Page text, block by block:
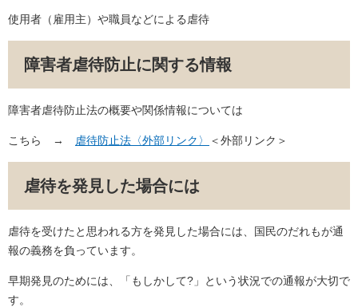
使用者（雇用主）や職員などによる虐待
障害者虐待防止に関する情報
障害者虐待防止法の概要や関係情報については
こちら → 虐待防止法〈外部リンク〉 ＜外部リンク＞
虐待を発見した場合には
虐待を受けたと思われる方を発見した場合には、国民のだれもが通
報の義務を負っています。
早期発見のためには、「もしかして?」という状況での通報が大切で
す。